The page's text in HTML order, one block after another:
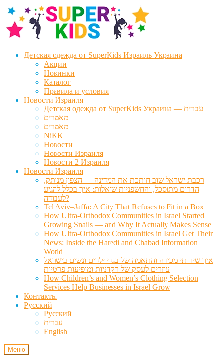
Перейти
навигации
Перейти
содержимому
Детская одежда от SuperKids Израиль Украина
Акции
Новинки
Каталог
Правила и условия
Новости Израиля
Детская одежда от SuperKids Украина — עברית
מאמרים
מאמרים
NiKK
Новости
Новости Израиля
Новости 2 Израиля
Новости Израиля
רכבת ישראל שוב חותכת את המדינה — הצפון מנותק,
הדרום מתוסכל, והחשפניות שואלות: איך בכלל להגיע
לעבודה?
Tel Aviv–Jaffa: A City That Refuses to Fit in a Box
How Ultra-Orthodox Communities in Israel Started
Growing Snails — and Why It Actually Makes Sense
How Ultra-Orthodox Communities in Israel Get Their
News: Inside the Haredi and Chabad Information
World
איך שירותי מכירה והתאמה של בגדי ילדים ונשים בישראל
עוזרים לעסק של רקדניות ומופיעות פרטיות
How Children’s and Women’s Clothing Selection
Services Help Businesses in Israel Grow
Контакты
Русский
Русский
עברית
English
Меню